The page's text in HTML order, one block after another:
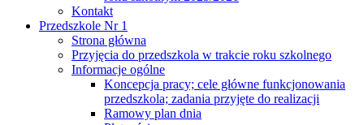
Kontakt
Przedszkole Nr 1
Strona główna
Przyjęcia do przedszkola w trakcie roku szkolnego
Informacje ogólne
Koncepcja pracy; cele główne funkcjonowania
przedszkola; zadania przyjęte do realizacji
Ramowy plan dnia